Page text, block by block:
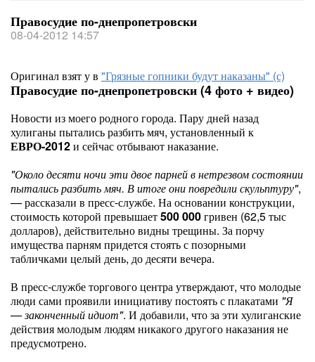
Правосудие по-днепропетровски
08-04-2012 14:57
Оригинал взят ув "Грязные гопники будут наказаны" (с)
Правосудие по-днепропетровски (4 фото + видео)
Новости из моего родного города. Пару дней назад
хулиганы пытались разбить мяч, установленный к
ЕВРО-2012и сейчас отбывают наказание.
"Около десяти ночи эти двое парней в нетрезвом состоянии
пытались разбить мяч. В итоге они повредили скульптуру",
— рассказали в пресс-службе. На основании конструкции,
стоимость которой превышает500 000гривен (62,5 тыс
долларов), действительно видны трещины. За порчу
имущества парням придется стоять с позорными
табличками целый день, до десяти вечера.
В пресс-службе торгового центра утверждают, что молодые
люди сами проявили инициативу постоять с плакатами "Я
— законченный идиот". И добавили, что за эти хулиганские
действия молодым людям никакого другого наказания не
предусмотрено.